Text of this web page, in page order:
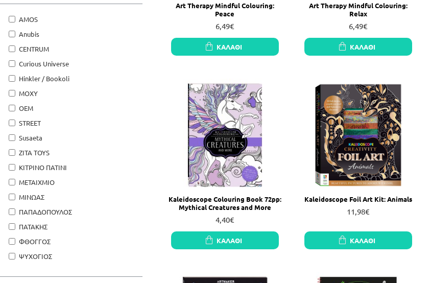
AMOS
Anubis
CENTRUM
Curious Universe
Hinkler / Bookoli
MOXY
OEM
STREET
Susaeta
ZITA TOYS
ΚΙΤΡΙΝΟ ΠΑΤΙΝΙ
ΜΕΤΑΙΧΜΙΟ
ΜΙΝΩΑΣ
ΠΑΠΑΔΟΠΟΥΛΟΣ
ΠΑΤΑΚΗΣ
ΦΘΟΓΓΟΣ
ΨΥΧΟΓΙΟΣ
Art Therapy Mindful Colouring:
Peace
6,49€
ΚΑΛΆΘΙ
Art Therapy Mindful Colouring:
Relax
6,49€
ΚΑΛΆΘΙ
Kaleidoscope Colouring Book 72pp:
Mythical Creatures and More
4,40€
ΚΑΛΆΘΙ
Kaleidoscope Foil Art Kit: Animals
11,98€
ΚΑΛΆΘΙ